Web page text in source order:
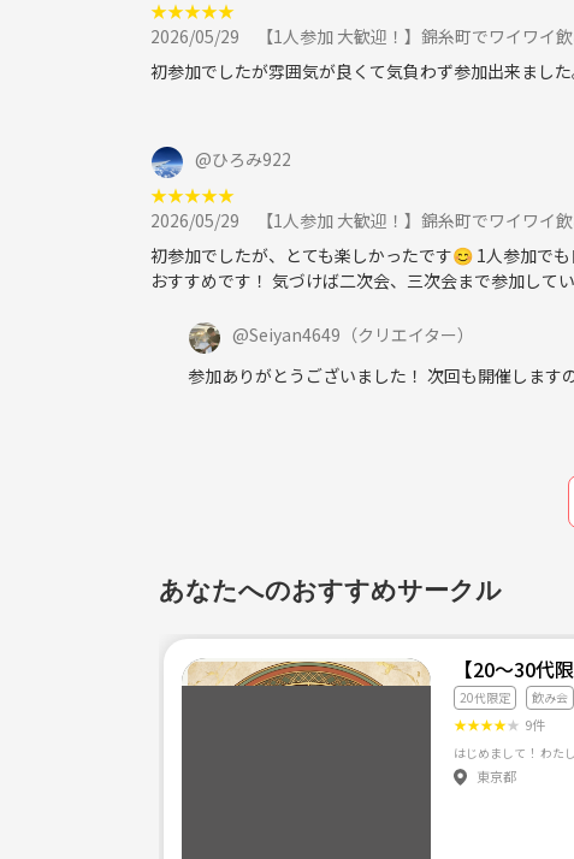
★★★★★
2026/05/29
【1人参加 大歓迎！】錦糸町でワイワイ
初参加でしたが雰囲気が良くて気負わず参加出来ました
@ひろみ922
★★★★★
2026/05/29
【1人参加 大歓迎！】錦糸町でワイワイ
初参加でしたが、とても楽しかったです😊 1人参加で
おすすめです！ 気づけば二次会、三次会まで参加して
@Seiyan4649 （クリエイター）
参加ありがとうございました！ 次回も開催します
あなたへのおすすめサークル
【20〜30代
20代限定 飲み会
★★★★★ 9件
東京都